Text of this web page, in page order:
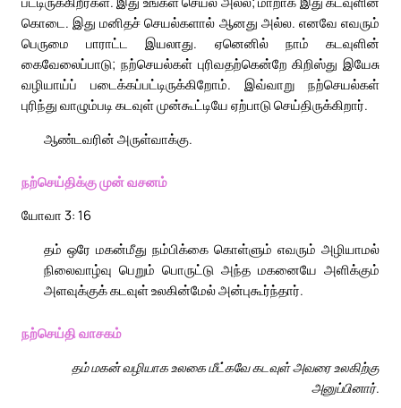
கொடை. இது மனிதச் செயல்களால் ஆனது அல்ல. எனவே எவரும்
பெருமை பாராட்ட இயலாது. ஏனெனில் நாம் கடவுளின்
கைவேலைப்பாடு; நற்செயல்கள் புரிவதற்கென்றே கிறிஸ்து இயேசு
வழியாய்ப் படைக்கப்பட்டிருக்கிறோம். இவ்வாறு நற்செயல்கள்
புரிந்து வாழும்படி கடவுள் முன்கூட்டியே ஏற்பாடு செய்திருக்கிறார்.
ஆண்டவரின் அருள்வாக்கு.
நற்செய்திக்கு முன் வசனம்
யோவா 3: 16
தம் ஒரே மகன்மீது நம்பிக்கை கொள்ளும் எவரும் அழியாமல்
நிலைவாழ்வு பெறும் பொருட்டு அந்த மகனையே அளிக்கும்
அளவுக்குக் கடவுள் உலகின்மேல் அன்புகூர்ந்தார்.
நற்செய்தி வாசகம்
தம் மகன் வழியாக உலகை மீட்கவே கடவுள் அவரை உலகிற்கு
அனுப்பினார்.